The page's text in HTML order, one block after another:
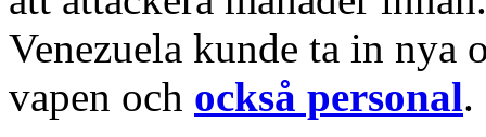
Venezuela kunde ta in nya
vapen och också personal.